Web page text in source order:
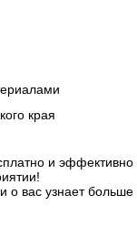
края
и эффективно
о вас узнает больше